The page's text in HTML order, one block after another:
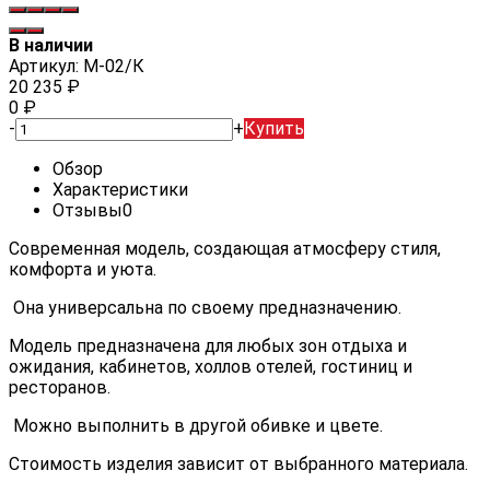
В наличии
Артикул: М-02/К
20 235 ₽
0 ₽
-
+Купить
Обзор
Характеристики
Отзывы0
Современная модель, создающая атмосферу стиля,
комфорта и уюта.
Она универсальна по своему предназначению.
Модель предназначена для любых зон отдыха и
ожидания, кабинетов, холлов отелей, гостиниц и
ресторанов.
Можно выполнить в другой обивке и цвете.
Стоимость изделия зависит от выбранного материала.